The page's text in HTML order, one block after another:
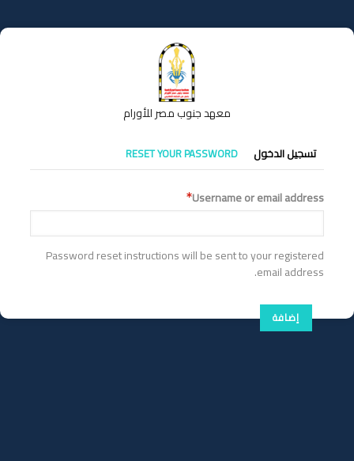
إلى
المحتوى
معهد جنوب مصر للأورام
التبويبات
الأساسية
تسجيل الدخول RESET YOUR PASSWORD
Username or email address
Password reset instructions will be sent to your registered
email address.